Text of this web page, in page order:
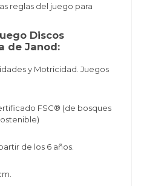
reglas del juego para
Discos
de Janod:
y Motricidad. Juegos
FSC® (de bosques
de los 6 años.